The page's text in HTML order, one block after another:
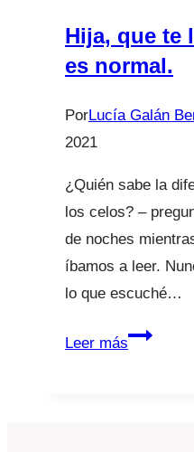
día.
Hija, que te
es normal.
PorLucía Galán
2021
¿Quién sabe la
los celos? –
de noches
íbamos a leer.
lo que escuché…
Leer másHija,